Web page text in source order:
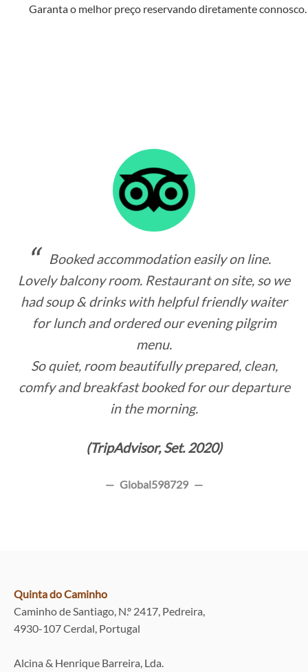
Garanta o melhor preço reservando diretamente connosco.
Booked accommodation easily on line.
Lovely balcony room. Restaurant on site, so we
had soup & drinks with helpful friendly waiter
for lunch and ordered our evening pilgrim
menu.
So quiet, room beautifully prepared, clean,
comfy and breakfast booked for our departure
in the morning.
(TripAdvisor, Set. 2020)
Global598729
Quinta do Caminho
Caminho de Santiago, N.º 2417, Pedreira,
4930-107 Cerdal, Portugal
Alcina & Henrique Barreira, Lda.